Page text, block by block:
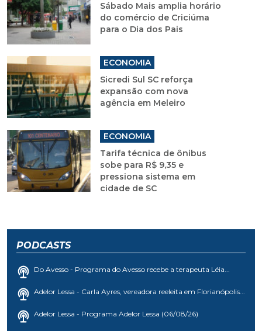
Sábado Mais amplia horário
do comércio de Criciúma
para o Dia dos Pais
ECONOMIA
Sicredi Sul SC reforça
expansão com nova
agência em Meleiro
ECONOMIA
Tarifa técnica de ônibus
sobe para R$ 9,35 e
pressiona sistema em
cidade de SC
PODCASTS
Do Avesso - Programa do Avesso recebe a terapeuta Léia...
Adelor Lessa - Carla Ayres, vereadora reeleita em Florianópolis...
Adelor Lessa - Programa Adelor Lessa (06/08/26)